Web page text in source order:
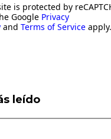
is protected by
Google Privacy
and Terms of Service apply.
leído